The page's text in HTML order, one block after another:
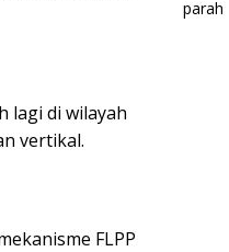
lagi di wilayah
vertikal.
FLPP